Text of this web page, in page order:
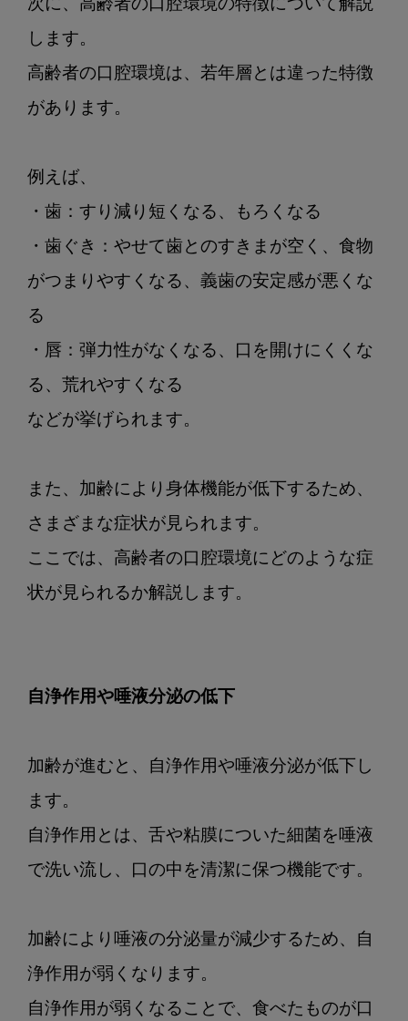
次に、高齢者の口腔環境の特徴について解説
します。
高齢者の口腔環境は、若年層とは違った特徴
があります。
例えば、
・歯：すり減り短くなる、もろくなる
・歯ぐき：やせて歯とのすきまが空く、食物
がつまりやすくなる、義歯の安定感が悪くな
る
・唇：弾力性がなくなる、口を開けにくくな
る、荒れやすくなる
などが挙げられます。
また、加齢により身体機能が低下するため、
さまざまな症状が見られます。
ここでは、高齢者の口腔環境にどのような症
状が見られるか解説します。
自浄作用や唾液分泌の低下
加齢が進むと、自浄作用や唾液分泌が低下し
ます。
自浄作用とは、舌や粘膜についた細菌を唾液
で洗い流し、口の中を清潔に保つ機能です。
加齢により唾液の分泌量が減少するため、自
浄作用が弱くなります。
自浄作用が弱くなることで、食べたものが口